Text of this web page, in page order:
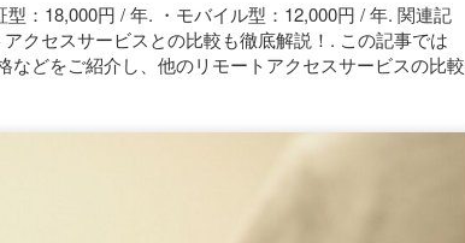
：18,000円 / 年. ・モバイル型：12,000円 / 年. 関連記
クセスサービスとの比較も徹底解説！. この記事では
どをご紹介し、他のリモートアクセスサービスの比較